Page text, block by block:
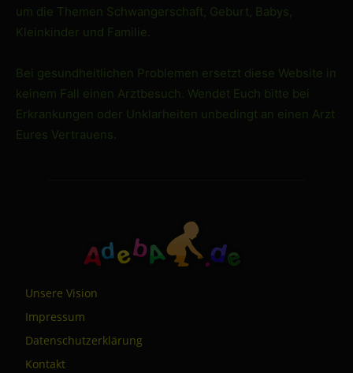
um die Themen Schwangerschaft, Geburt, Babys,
Kleinkinder und Familie.
Bei gesundheitlichen Problemen ersetzt diese Website in
keinem Fall einen Arztbesuch. Wendet Euch bitte bei
Erkrankungen oder Unklarheiten unbedingt an einen Arzt
Eures Vertrauens.
Unsere Vision
Impressum
Datenschutzerklärung
Kontakt